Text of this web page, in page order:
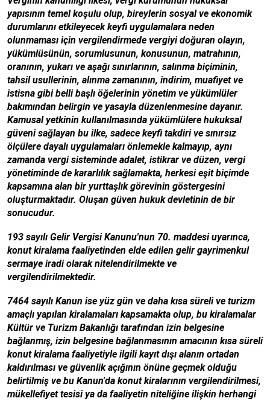
yapısının temel koşulu olup, bireylerin sosyal ve ekonomik
durumlarını etkileyecek keyfi uygulamalara neden
olunmaması için vergilendirmede vergiyi doğuran olayın,
yükümlüsünün, sorumlusunun, konusunun, matrahının,
oranının, yukarı ve aşağı sınırlarının, salınma biçiminin,
tahsil usullerinin, alınma zamanının, indirim, muafiyet ve
istisna gibi belli başlı öğelerinin yönetim ve yükümlüler
bakımından belirgin ve yasayla düzenlenmesine dayanır.
Kamusal yetkinin kullanılmasında yükümlülere hukuksal
güveni sağlayan bu ilke, sadece keyfi takdiri ve sınırsız
ölçülere dayalı uygulamaları önlemekle kalmayıp, aynı
zamanda vergi sisteminde adalet, istikrar ve düzen, vergi
yönetiminde de kararlılık sağlamakta, herkesi eşit biçimde
kapsamına alan bir yurttaşlık görevinin göstergesini
oluşturmaktadır. Oluşan güven hukuk devletinin de bir
sonucudur.
193 sayılı Gelir Vergisi Kanunu'nun 70. maddesi uyarınca,
konut kiralama faaliyetinden elde edilen gelir gayrimenkul
sermaye iradi olarak nitelendirilmekte ve
vergilendirilmektedir.
7464 sayılı Kanun ise yüz gün ve daha kısa süreli ve turizm
amaçlı yapılan kiralamaları kapsamakta olup, bu kiralamalar
Kültür ve Turizm Bakanlığı tarafından izin belgesine
bağlanmış, izin belgesine bağlanmasının amacının kısa süreli
konut kiralama faaliyetiyle ilgili kayıt dışı alanın ortadan
kaldırılması ve güvenlik açığının önüne geçmek olduğu
belirtilmiş ve bu Kanun'da konut kiralarının vergilendirilmesi,
mükellefiyet tesisi ya da faaliyetin niteliğine ilişkin herhangi